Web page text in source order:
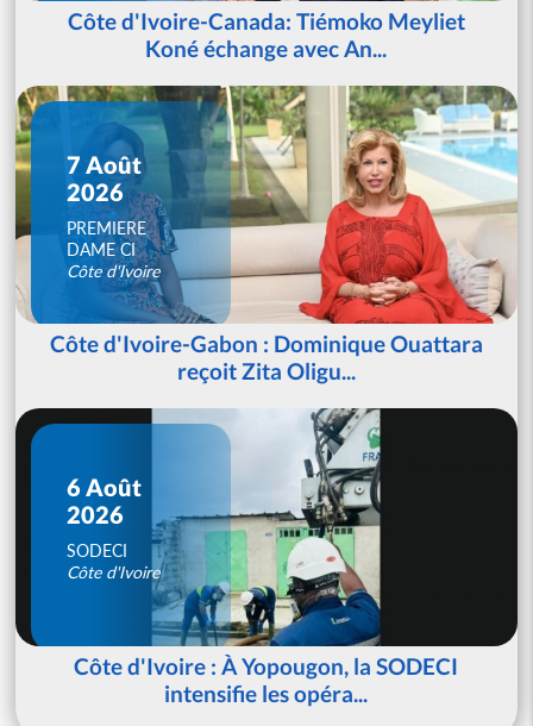
Côte d'Ivoire-Canada: Tiémoko Meyliet
Koné échange avec An...
7 Août
2026
PREMIERE
DAME CI
Côte d'Ivoire
Côte d'Ivoire-Gabon : Dominique Ouattara
reçoit Zita Oligu...
6 Août
2026
SODECI
Côte d'Ivoire
Côte d'Ivoire : À Yopougon, la SODECI
intensifie les opéra...